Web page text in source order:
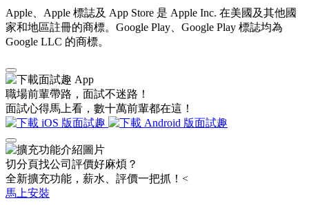
Apple、Apple 標誌及 App Store 是 Apple Inc. 在美國及其他國
家和地區註冊的商標。Google Play、Google Play 標誌均為
Google LLC 的商標。
職場前輩帶路，面試不迷路！
面試心得馬上看，數十萬前輩都在這！
切分頁找公司評價好麻煩？
全新擴充功能，薪水、評價一把抓！<
馬上安裝